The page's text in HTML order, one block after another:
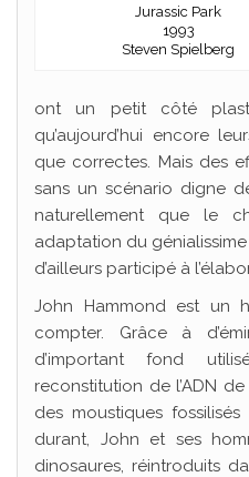
Jurassic Park
1993
Steven Spielberg
ont un petit côté
qu’aujourd’hui encore
que correctes. Mais des
sans un scénario digne
naturellement que le
adaptation du
d’ailleurs participé à
John Hammond est un
compter. Grâce à
d’important fond
reconstitution de l’ADN
des moustiques
durant, John et ses
dinosaures, réintroduits